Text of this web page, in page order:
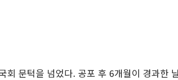
문턱을 넘었다. 공포 후 6개월이 경과한